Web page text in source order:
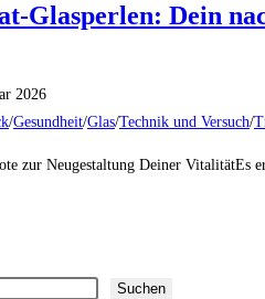
Glasperlen: Dein
2026
/Gesundheit/Glas/Technik und Versuch/
zur Neugestaltung Deiner VitalitätEs
Suchen